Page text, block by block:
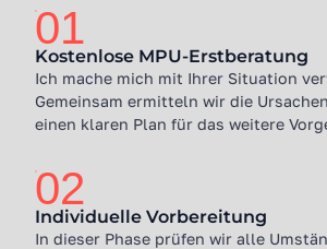
01
Kostenlose MPU-Erstberatung
Ich mache mich mit Ihrer Situation
Gemeinsam ermitteln wir die
einen klaren Plan für das weitere
02
Individuelle Vorbereitung
In dieser Phase prüfen wir alle